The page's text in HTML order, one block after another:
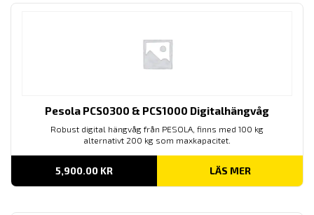
Pesola PCS0300 & PCS1000 Digitalhängvåg
Robust digital hängvåg från PESOLA, finns med 100 kg
alternativt 200 kg som maxkapacitet.
5,900.00 KR LÄS MER